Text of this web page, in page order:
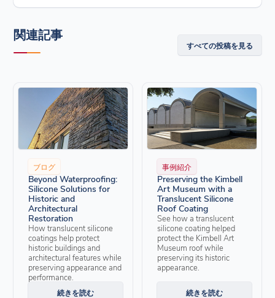
関連記事
すべての投稿を見る
ブログ
Beyond Waterproofing:
Silicone Solutions for
Historic and
Architectural
Restoration
How translucent silicone
coatings help protect
historic buildings and
architectural features while
preserving appearance and
performance.
続きを読む
事例紹介
Preserving the Kimbell
Art Museum with a
Translucent Silicone
Roof Coating
See how a translucent
silicone coating helped
protect the Kimbell Art
Museum roof while
preserving its historic
appearance.
続きを読む